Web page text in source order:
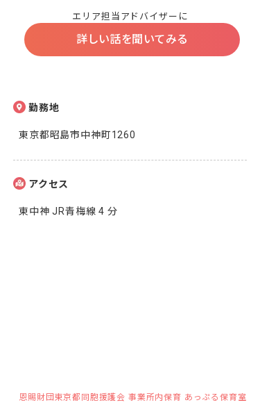
エリア担当アドバイザーに
詳しい話を聞いてみる
勤務地
東京都昭島市中神町1260
アクセス
東中神 JR青梅線 4 分
恩賜財団東京都同胞援護会 事業所内保育 あっぷる保育室